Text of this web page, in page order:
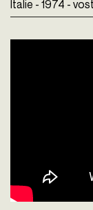
Italie - 1974 -